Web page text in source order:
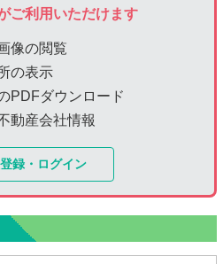
ご利用いただけます
像の閲覧
の表示
PDFダウンロード
動産会社情報
録・ログイン